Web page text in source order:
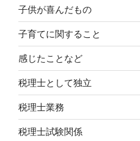
子供が喜んだもの
子育てに関すること
感じたことなど
税理士として独立
税理士業務
税理士試験関係